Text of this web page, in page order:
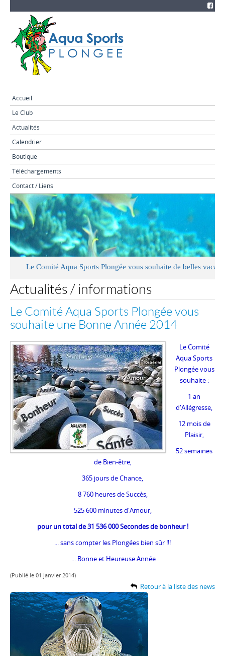
Accueil
Le Club
Actualités
Calendrier
Boutique
Téléchargements
Contact / Liens
Le Comité Aqua Sports Plongée vous souhaite de belles vacances
Actualités / informations
Le Comité Aqua Sports Plongée vous
souhaite une Bonne Année 2014
Le Comité
Aqua Sports
Plongée vous
souhaite :
1 an
d'Allégresse,
12 mois de
Plaisir,
52 semaines
de Bien-être,
365 jours de Chance,
8 760 heures de Succès,
525 600 minutes d'Amour,
pour un total de 31 536 000 Secondes de bonheur !
... sans compter les Plongées bien sûr !!!
... Bonne et Heureuse Année
(Publié le 01 janvier 2014)
Retour à la liste des news